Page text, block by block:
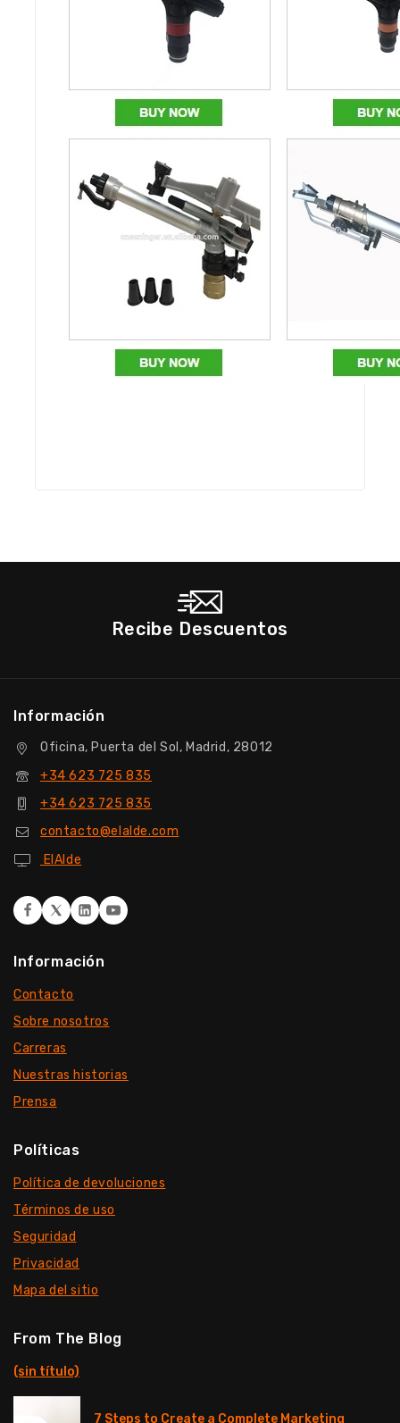
Recibe Descuentos
Información
Oficina, Puerta del Sol, Madrid, 28012
+34 623 725 835
+34 623 725 835
contacto@elalde.com
ElAlde
Información
Contacto
Sobre nosotros
Carreras
Nuestras historias
Prensa
Políticas
Política de devoluciones
Términos de uso
Seguridad
Privacidad
Mapa del sitio
From The Blog
(sin título)
7 Steps to Create a Complete Marketing